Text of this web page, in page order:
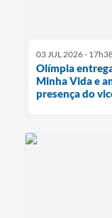
03 JUL 2026 -
Olímpia
Minha Vida e
presença do